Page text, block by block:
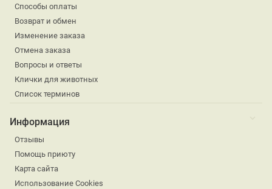
Способы оплаты
Возврат и обмен
Изменение заказа
Отмена заказа
Вопросы и ответы
Клички для животных
Список терминов
Информация
Отзывы
Помощь приюту
Карта сайта
Использование Cookies